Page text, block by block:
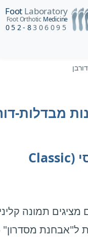
Foot Laboratory
Foot Orthotic Medicine
052-8306095
מבדלות-
חלק א': המופע הקלאסי (Classic
מציגים תמונה
ל"אבחנת